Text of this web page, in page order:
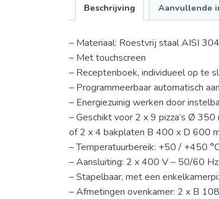
Beschrijving Aanvullende
– Materiaal: Roestvrij staal AISI 304
– Met touchscreen
– Receptenboek, individueel op te
– Programmeerbaar automatisch
– Energiezuinig werken door
– Geschikt voor 2 x 9 pizza’s Ø
of 2 x 4 bakplaten B 400 x D 600
– Temperatuurbereik: +50 / +450
– Aansluiting: 2 x 400 V – 50/60
– Stapelbaar, met een
– Afmetingen ovenkamer: 2 x B